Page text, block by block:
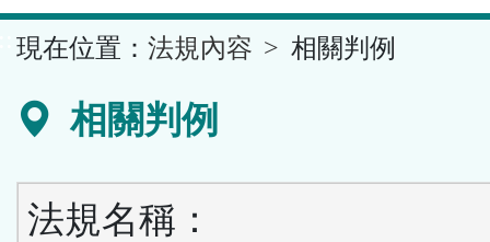
容
區
現在位置： 法規內容 相關判例
相關判例
法規名稱：